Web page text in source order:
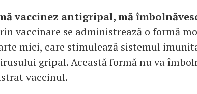
vaccinez antigripal, mă
vaccinare se administrează o formă
mici, care stimulează sistemul
gripal. Această formă nu va
vaccinul.